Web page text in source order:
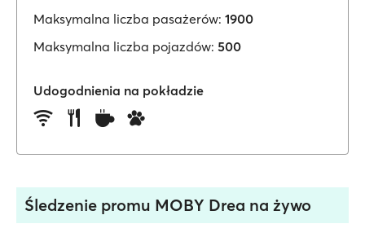
Maksymalna liczba pasażerów: 1900
Maksymalna liczba pojazdów: 500
Udogodnienia na pokładzie
Śledzenie promu MOBY Drea na żywo